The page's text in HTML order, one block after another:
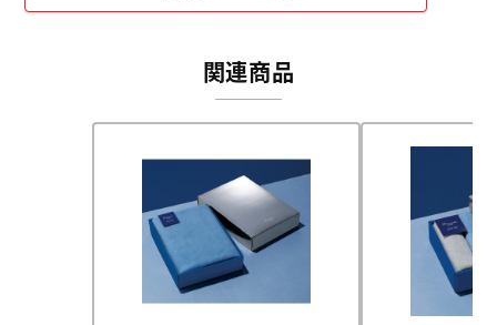
関連商品